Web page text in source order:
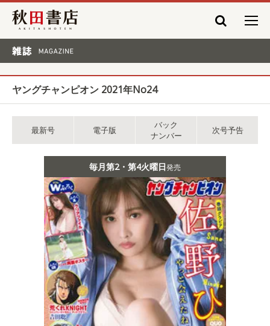
秋田書店
ヤングチャンピオン 2021年No24
最新号 電子版
バック
ナンバー
次号予告
毎月第2・第4火曜日発売